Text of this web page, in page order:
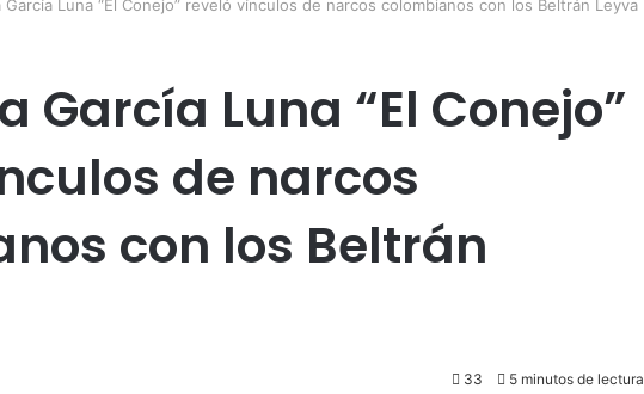
García Luna “El Conejo” reveló vínculos de narcos colombianos con los Beltrán Leyva
García Luna “El Conejo”
de narcos
con los Beltrán
33 5 minutos de lectura